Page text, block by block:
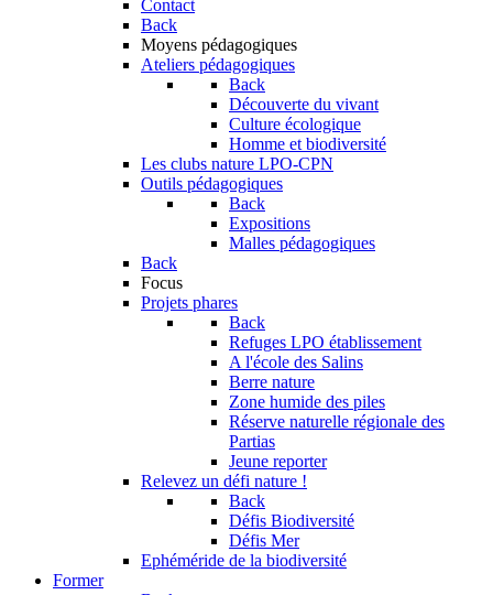
Contact
Back
Moyens pédagogiques
Ateliers pédagogiques
Back
Découverte du vivant
Culture écologique
Homme et biodiversité
Les clubs nature LPO-CPN
Outils pédagogiques
Back
Expositions
Malles pédagogiques
Back
Focus
Projets phares
Back
Refuges LPO établissement
A l'école des Salins
Berre nature
Zone humide des piles
Réserve naturelle régionale des
Partias
Jeune reporter
Relevez un défi nature !
Back
Défis Biodiversité
Défis Mer
Ephéméride de la biodiversité
Former